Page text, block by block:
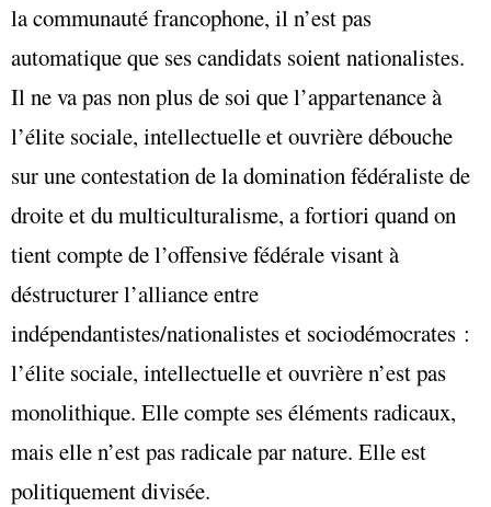
la communauté francophone, il n’est pas
automatique que ses candidats soient nationalistes.
Il ne va pas non plus de soi que l’appartenance à
l’élite sociale, intellectuelle et ouvrière débouche
sur une contestation de la domination fédéraliste de
droite et du multiculturalisme, a fortiori quand on
tient compte de l’offensive fédérale visant à
déstructurer l’alliance entre
indépendantistes/nationalistes et sociodémocrates :
l’élite sociale, intellectuelle et ouvrière n’est pas
monolithique. Elle compte ses éléments radicaux,
mais elle n’est pas radicale par nature. Elle est
politiquement divisée.